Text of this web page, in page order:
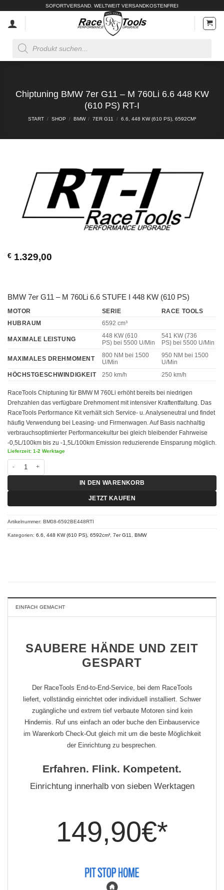
springen
SOFORTVERSAND. WELTWEIT VERSANDKOSTENFREI
search
Chiptuning BMW 7er G11 – M 760Li 6.6 448 KW
(610 PS) RT-I
START / SHOP / BMW / 7ER G11 / 6.6, 448 KW (610 PS), 6592CM³
€ 1.329,00
BMW 7er G11 – M 760Li 6.6 STUFE I 448 KW (610 PS)
MOTOR SERIE
RACE TOOLS
HUBRAUM
6592 cm³
MAXIMALE LEISTUNG
448 KW (610
PS) bei 5500 U/Min
541 KW (736
PS) bei 5500 U/Min
MAXIMALES DREHMOMENT
800 NM bei 1500
U/Min
950 NM bei 1500
U/Min
HÖCHSTGESCHWINDIGKEIT 250 km/h 250 km/h
RaceTools Chiptuning für BMW M 760Li erhöht bereits bei niedrigen
Drehzahlen das verfügbare Drehmoment mit intensiver Kraftentfaltung. Das
RaceTools Performance Kit verhält sich Service- u. Analyseneutral und findet
häufig Verwendung bei Leasing- und Firmenwagen. Auf Basis nachhaltig
verbrauchsoptimierter Performancekultur bei gleich bleibender Fahrweise
-0,5L/100km bis zu -1,5L/100km Emission reduzierende Einsparung möglich.
Lieferzeit: 1-2 Werktage
Chiptuning BMW 7er G11 - M 760Li 6.6 448 KW (610 PS) RT-I Menge
IN DEN WARENKORB
JETZT KAUFEN
Artikelnummer: BM08-6592BE448RTI
Kategorien: 6.6, 448 KW (610 PS), 6592cm³ 7er G11 BMW
EINFACH GEMACHT
SAUBERE HÄNDE UND ZEIT
GESPART
Der RaceTools End-to-End-Service, bei dem RaceTools
liefert, vollständig einrichtet oder individuell installiert. Schwer
zugängliche und extrem tief verbaute Motoren sind kein
Hindernis. Ruf uns einfach an oder buche den Einbauservice
im Warenkorb Check-Out gleich mit um die beste Möglichkeit
der Einrichtung zu besprechen.
Erfahren. Flink. Kompetent.
Einrichtung innerhalb von sieben Werktagen
149,90€*